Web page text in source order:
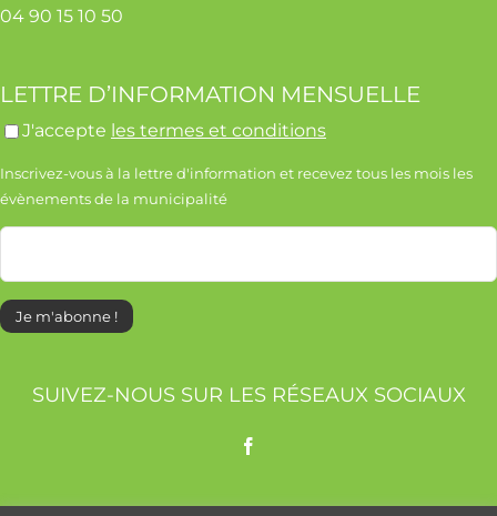
04 90 15 10 50
LETTRE D’INFORMATION MENSUELLE
J'accepte les termes et conditions
Inscrivez-vous à la lettre d'information et recevez tous les mois les
évènements de la municipalité
SUIVEZ-NOUS SUR LES RÉSEAUX SOCIAUX